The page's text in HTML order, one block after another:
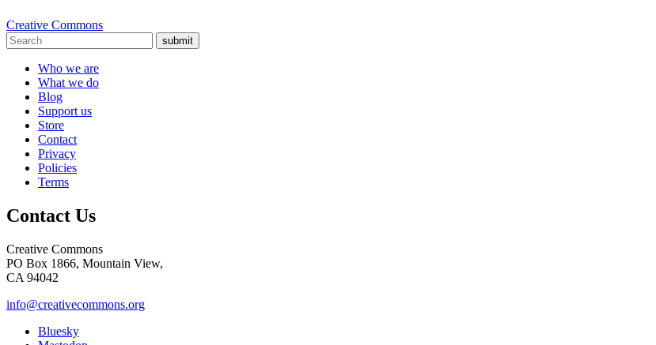
Creative Commons
submit
Who we are
What we do
Blog
Support us
Store
Contact
Privacy
Policies
Terms
Contact Us
Creative Commons
PO Box 1866, Mountain View,
CA 94042
info@creativecommons.org
Bluesky